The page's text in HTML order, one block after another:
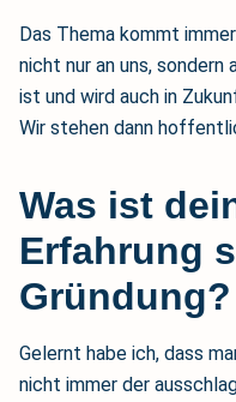
Das Thema kommt
nicht nur an uns, sondern
ist und wird auch in
Wir stehen dann
Was ist
Erfahrung
Gründung?
Gelernt habe ich, dass
nicht immer der